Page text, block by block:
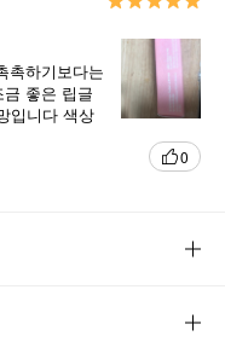
입니다 색상
0